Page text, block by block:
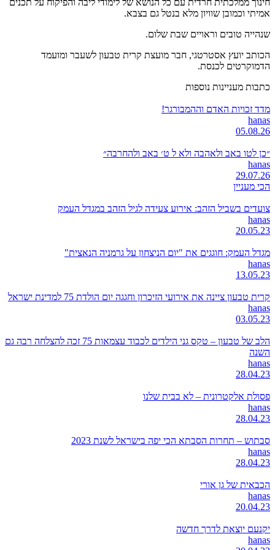
חינוך ממלכתית חרדית עם כל הנושא של לימודי ליבה והפיקוח על תכנים
אמיתי וכמובן שוויון מלא בנטל גם בצבא.
שנהייה טובים וראויים שבת שלום.
הכותב יועץ אסטרטגי, חבר מועצת קרית טבעון לשעבר ומועמד
הדמוקרטים לכנסת.
כתבות מעניינות נוספות
מדד זכויות האדם וההמבורגר!
hanas
05.08.26
״כן לטו באב ולאהבה ולא ל ט׳ באב ולהחרבה״
hanas
29.07.26
הכי מעניין
צועדים בשביל הזהב: אירוע צעידה לגיל הזהב במגדל העמק
hanas
20.05.23
מגדל העמק: חוגגים את "יום הניצחון על גרמניה הנאצית"
hanas
13.05.23
קרית טבעון ציינה את אירועי הזיכרון וחגגה יום הולדת 75 למדינת ישראל
hanas
03.05.23
הלב של טבעון – טקס גני הילדים לכבוד עצמאות 75 זכה להצלחה רבה גם
השנה
hanas
28.04.23
פסולת אלקטרונית – לא בבית שלנו
hanas
28.04.23
סבתוש – תחרות הסבתא הכי יפה בישראל לשנת 2023
hanas
28.04.23
הכבאית של גן אורי
hanas
20.04.23
יקנעם יוצאת לדרך חדשה
hanas